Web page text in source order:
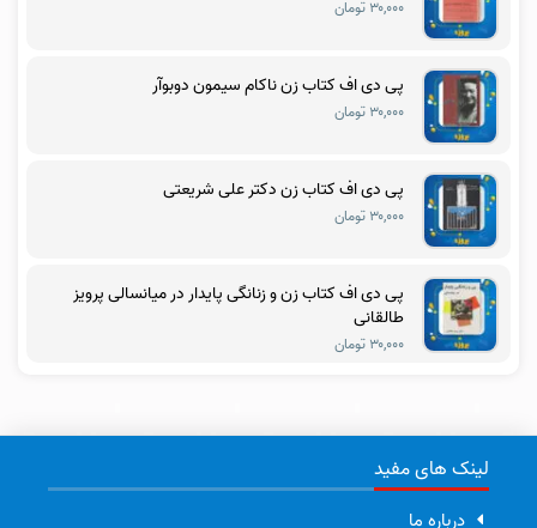
۳۰,۰۰۰ تومان
پی دی اف کتاب زن ناکام سیمون دوبوآر
۳۰,۰۰۰ تومان
پی دی اف کتاب زن دکتر علی شریعتی
۳۰,۰۰۰ تومان
پی دی اف کتاب زن و زنانگی پایدار در میانسالی پرویز
طالقانی
۳۰,۰۰۰ تومان
لینک های مفید
درباره ما